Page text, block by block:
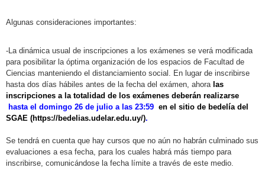
Algunas consideraciones importantes:
-La dinámica usual de inscripciones a los exámenes se verá modificada
para posibilitar la óptima organización de los espacios de Facultad de
Ciencias manteniendo el distanciamiento social. En lugar de inscribirse
hasta dos días hábiles antes de la fecha del exámen, ahora las
inscripciones a la totalidad de los exámenes deberán realizarse
hasta el domingo 26 de julio a las 23:59 en el sitio de bedelía del
SGAE (https://bedelias.udelar.edu.uy/).
Se tendrá en cuenta que hay cursos que no aún no habrán culminado sus
evaluaciones a esa fecha, para los cuales habrá más tiempo para
inscribirse, comunicándose la fecha límite a través de este medio.